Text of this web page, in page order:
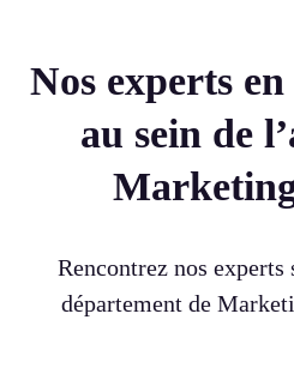
Nos experts en
au sein de
Rencontrez nos experts
département de